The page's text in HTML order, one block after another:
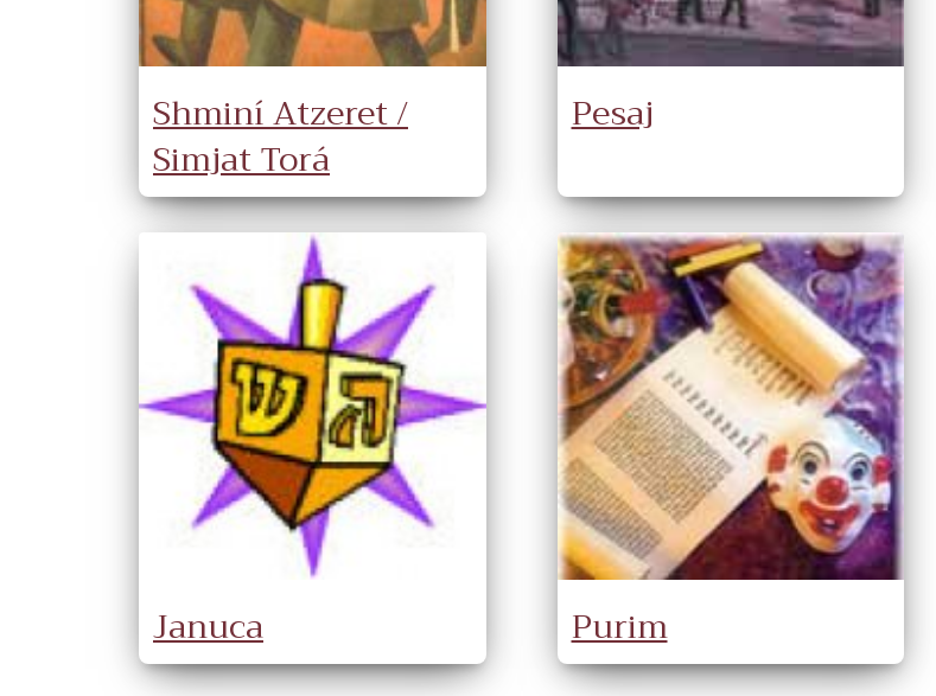
Shminí Atzeret /
Simjat Torá
Pesaj
Januca Purim